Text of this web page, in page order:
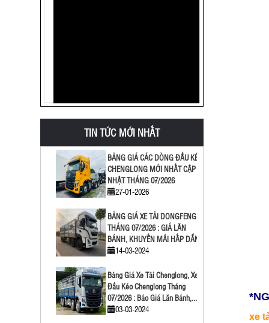
xe
TIN TỨC MỚI NHẤT
BẢNG GIÁ CÁC DÒNG ĐẦU KÉO
CHENGLONG MỚI NHẤT CẬP
NHẬT THÁNG 07/2026
27-01-2026
BẢNG GIÁ XE TẢI DONGFENG
THÁNG 07/2026 : GIÁ LĂN
BÁNH, KHUYẾN MÃI HẤP DẪN
14-03-2024
Bảng Giá Xe Tải Chenglong, Xe
Đầu Kéo Chenglong Tháng
07/2026 : Báo Giá Lăn Bánh,...
03-03-2024